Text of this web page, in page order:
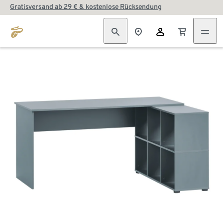
Gratisversand ab 29 € & kostenlose Rücksendung